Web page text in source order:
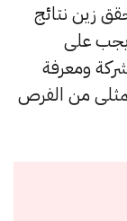
زين نتائج
على
ومعرفة
من الفرص